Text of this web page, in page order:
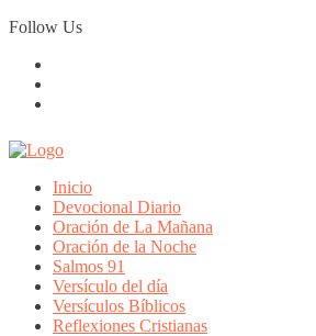
Skip
to
Follow Us
Inicio
Devocional Diario
Oración de La Mañana
Oración de la Noche
Salmos 91
Versículo del día
Versículos Bíblicos
Reflexiones Cristianas